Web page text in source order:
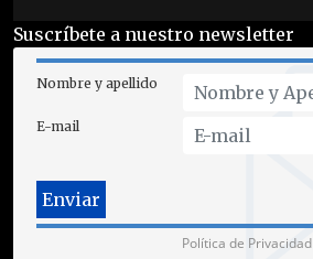
Suscríbete a nuestro newsletter
Nombre y apellido
E-mail
Política de Privacidad